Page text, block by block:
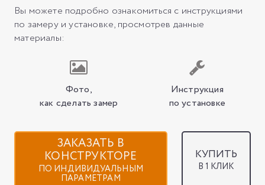
Вы можете подробно ознакомиться с инструкциями
по замеру и установке, просмотрев данные
материалы:
Фото,
как сделать замер
Инструкция
по установке
ЗАКАЗАТЬ В
КОНСТРУКТОРЕ
ПО ИНДИВИДУАЛЬНЫМ
ПАРАМЕТРАМ
КУПИТЬ
В 1 КЛИК